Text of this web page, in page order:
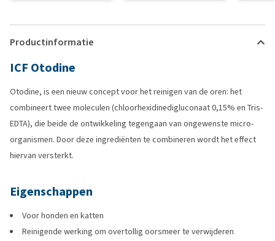
Productinformatie
ICF Otodine
Otodine, is een nieuw concept voor het reinigen van de oren: het
combineert twee moleculen (chloorhexidinedigluconaat 0,15% en Tris-
EDTA), die beide de ontwikkeling tegengaan van ongewenste micro-
organismen. Door deze ingrediënten te combineren wordt het effect
hiervan versterkt.
Eigenschappen
Voor honden en katten
Reinigende werking om overtollig oorsmeer te verwijderen